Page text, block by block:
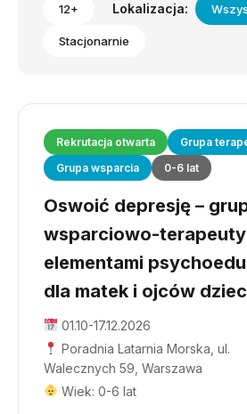
12+ Lokalizacja:
Stacjonarnie
Rekrutacja otwarta
Grupa
Grupa wsparcia
0-6 lat
Oswoić depresję –
wsparciowo-
elementami
dla matek i ojców
01.10-17.12.2026
Poradnia Latarnia Morska, ul.
Walecznych 59, Warszawa
Wiek: 0-6 lat